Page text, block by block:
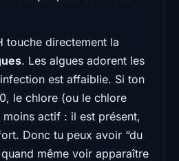
touche directement la
. Les algues adorent les
est affaiblie. Si ton
le chlore (ou le chlore
actif : il est présent,
Donc tu peux avoir “du
même voir apparaître